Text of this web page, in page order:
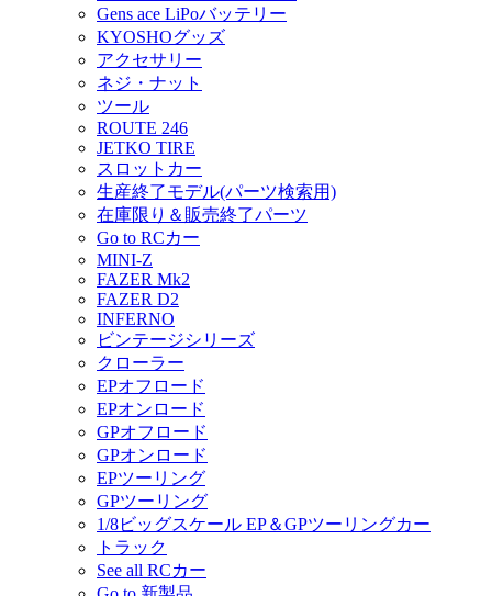
Gens ace LiPoバッテリー
KYOSHOグッズ
アクセサリー
ネジ・ナット
ツール
ROUTE 246
JETKO TIRE
スロットカー
生産終了モデル(パーツ検索用)
在庫限り＆販売終了パーツ
Go to RCカー
MINI-Z
FAZER Mk2
FAZER D2
INFERNO
ビンテージシリーズ
クローラー
EPオフロード
EPオンロード
GPオフロード
GPオンロード
EPツーリング
GPツーリング
1/8ビッグスケール EP＆GPツーリングカー
トラック
See all RCカー